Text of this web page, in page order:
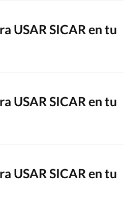
USAR SICAR en tu
USAR SICAR en tu
USAR SICAR en tu